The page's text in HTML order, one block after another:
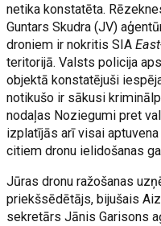
netika konstatēta.
Guntars Skudra (JV)
droniem ir nokritis SIA
teritorijā. Valsts policija
objektā konstatējuši
notikušo ir sākusi
nodaļas Noziegumi pret
izplatījās arī visai
citiem dronu ielidošanas
Jūras dronu ražošanas
priekšsēdētājs, bijušais
sekretārs Jānis Garisons